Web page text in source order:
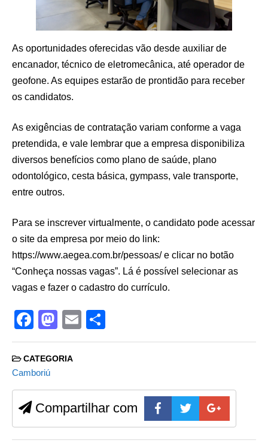
As oportunidades oferecidas vão desde auxiliar de
encanador, técnico de eletromecânica, até operador de
geofone. As equipes estarão de prontidão para receber
os candidatos.
As exigências de contratação variam conforme a vaga
pretendida, e vale lembrar que a empresa disponibiliza
diversos benefícios como plano de saúde, plano
odontológico, cesta básica, gympass, vale transporte,
entre outros.
Para se inscrever virtualmente, o candidato pode acessar
o site da empresa por meio do link:
https://www.aegea.com.br/pessoas/ e clicar no botão
“Conheça nossas vagas”. Lá é possível selecionar as
vagas e fazer o cadastro do currículo.
F
a
c
e
b
o
o
M
a
st
d
o
n
E
m h
CATEGORIA
Camboriú
Compartilhar com